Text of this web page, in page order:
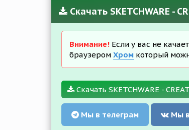
Скачать SKETCHWARE -
Внимание! Если у вас не
браузером Хром который
Скачать SKETCHWARE -
Мы в телеграм Мы